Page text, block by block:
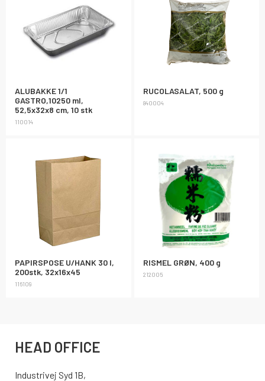
ALUBAKKE 1/1
GASTRO,10250 ml,
52,5x32x8 cm, 10 stk
110014
RUCOLASALAT, 500 g
840004
PAPIRSPOSE U/HANK 30 l,
200stk, 32x16x45
116109
RISMEL GRØN, 400 g
212005
HEAD OFFICE
Industrivej Syd 1B,